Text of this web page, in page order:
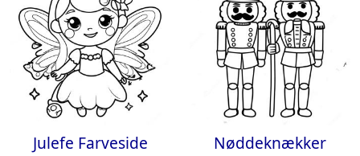
Julefe Farveside
Nøddeknækker